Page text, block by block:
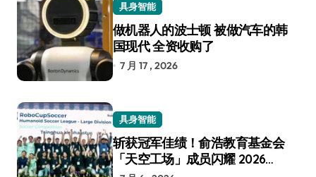
具身智能
做机器人的波士顿 被做汽车的韩
国现代 全资收购了
7 月 17 , 2026
具身智能
斩获冠军佳绩！俞浩教育基金会
「天空工场」成员闪耀 2026